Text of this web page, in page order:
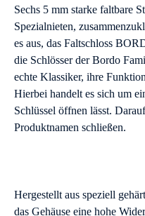
Sechs 5 mm starke faltbare
Spezialnieten,
es aus, das Faltschloss
die Schlösser der Bordo
echte Klassiker, ihre
Hierbei handelt es sich um
Schlüssel öffnen lässt.
Produktnamen schließen.
Hergestellt aus speziell
das Gehäuse eine hohe